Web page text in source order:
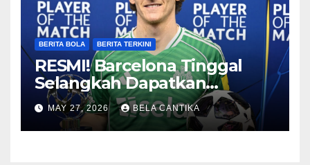
BERITA BOLA BERITA TERKINI
RESMI! Barcelona Tinggal
Selangkah Dapatkan
Anthony Gordon
MAY 27, 2026 BELA CANTIKA